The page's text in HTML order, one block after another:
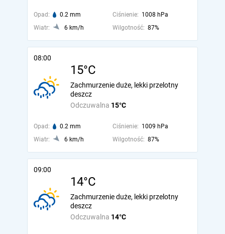
Opad: 0.2 mm Ciśnienie: 1008 hPa
Wiatr:
6 km/h Wilgotność: 87%
08:00
15°C
Odczuwalna 15°C
Zachmurzenie duże, lekki przelotny
deszcz
Opad: 0.2 mm Ciśnienie: 1009 hPa
Wiatr:
6 km/h Wilgotność: 87%
09:00
14°C
Odczuwalna 14°C
Zachmurzenie duże, lekki przelotny
deszcz